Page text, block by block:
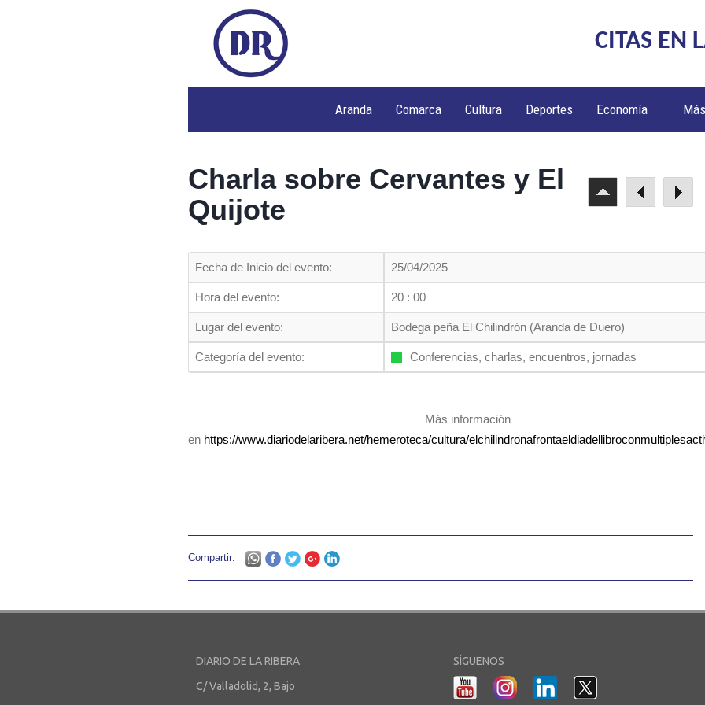
CITAS EN
Aranda Comarca Cultura Deportes Economía Más
Charla sobre Cervantes y El
Quijote
Fecha de Inicio del evento: 25/04/2025
Hora del evento: 20 : 00
Lugar del evento: Bodega peña El Chilindrón (Aranda de Duero)
Categoría del evento: Conferencias, charlas, encuentros, jornadas
Más información
en https://www.diariodelaribera.net/hemeroteca/cultura/
Compartir:
DIARIO DE LA RIBERA
C/ Valladolid, 2, Bajo
SÍGUENOS